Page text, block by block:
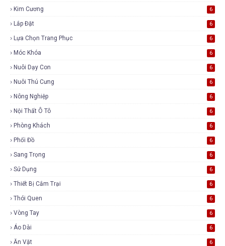
Kim Cương 6
Lắp Đặt 6
Lựa Chọn Trang Phục 6
Móc Khóa 6
Nuôi Dạy Con 6
Nuôi Thú Cưng 6
Nông Nghiệp 6
Nội Thất Ô Tô 6
Phòng Khách 6
Phối Đồ 6
Sang Trọng 6
Sử Dụng 6
Thiết Bị Cắm Trại 6
Thói Quen 6
Vòng Tay 6
Áo Dài 6
Ăn Vặt 6